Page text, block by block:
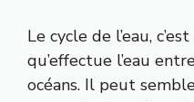
Le cycle de l’eau,
qu’effectue l’eau
océans. Il peut